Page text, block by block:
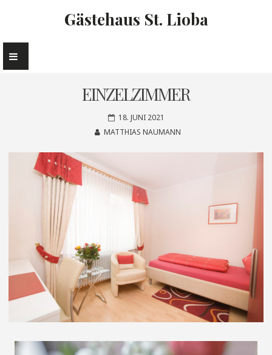
Gästehaus St. Lioba
EINZELZIMMER
18. JUNI 2021
MATTHIAS NAUMANN